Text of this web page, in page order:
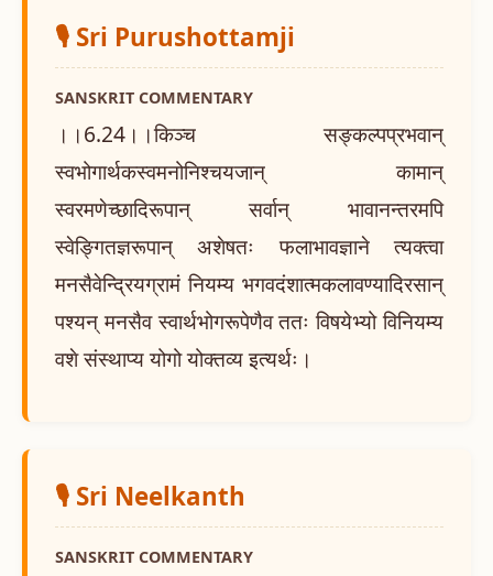
🎙️ Sri Purushottamji
SANSKRIT COMMENTARY
।।6.24।।किञ्च सङ्कल्पप्रभवान्
स्वभोगार्थकस्वमनोनिश्चयजान् कामान्
स्वरमणेच्छादिरूपान् सर्वान् भावानन्तरमपि
स्वेङ्गितज्ञरूपान् अशेषतः फलाभावज्ञाने त्यक्त्वा
मनसैवेन्द्रियग्रामं नियम्य भगवदंशात्मकलावण्यादिरसान्
पश्यन् मनसैव स्वार्थभोगरूपेणैव ततः विषयेभ्यो विनियम्य
वशे संस्थाप्य योगो योक्तव्य इत्यर्थः।
🎙️ Sri Neelkanth
SANSKRIT COMMENTARY